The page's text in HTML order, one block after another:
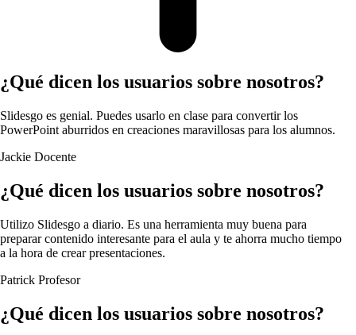
¿Qué dicen los usuarios sobre nosotros?
Slidesgo es genial. Puedes usarlo en clase para convertir los
PowerPoint aburridos en creaciones maravillosas para los alumnos.
Jackie Docente
¿Qué dicen los usuarios sobre nosotros?
Utilizo Slidesgo a diario. Es una herramienta muy buena para
preparar contenido interesante para el aula y te ahorra mucho tiempo
a la hora de crear presentaciones.
Patrick Profesor
¿Qué dicen los usuarios sobre nosotros?